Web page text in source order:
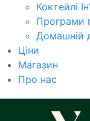
Коктейлі
Програми
Домашній
Ціни
Магазин
Про нас